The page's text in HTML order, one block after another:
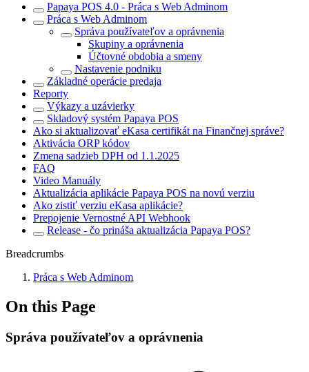
Papaya POS 4.0 - Práca s Web Adminom
Práca s Web Adminom
Správa používateľov a oprávnenia
Skupiny a oprávnenia
Účtovné obdobia a smeny
Nastavenie podniku
Základné operácie predaja
Reporty
Výkazy a uzávierky
Skladový systém Papaya POS
Ako si aktualizovať eKasa certifikát na Finančnej správe?
Aktivácia ORP kódov
Zmena sadzieb DPH od 1.1.2025
FAQ
Video Manuály
Aktualizácia aplikácie Papaya POS na novú verziu
Ako zistiť verziu eKasa aplikácie?
Prepojenie Vernostné API Webhook
Release - čo prináša aktualizácia Papaya POS?
Breadcrumbs
Práca s Web Adminom
On this Page
Správa používateľov a oprávnenia